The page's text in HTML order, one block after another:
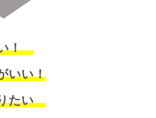
い！
いい！
りたい